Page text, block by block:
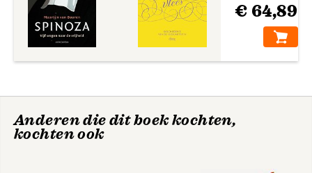
Tien geboden
Bekijk alle boeken
€ 64,89
Anderen die dit boek kochten,
kochten ook